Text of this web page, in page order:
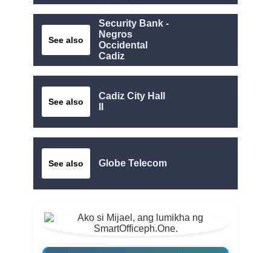
See also
Security Bank -
Negros
Occidental
Cadiz
See also
Cadiz City Hall
See also Globe Telecom